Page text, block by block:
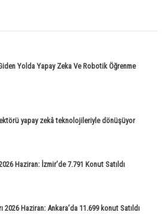
Yolda Yapay Zeka Ve Robotik Öğrenme
yapay zekâ teknolojileriyle dönüşüyor
Haziran: İzmir’de 7.791 Konut Satıldı
2026 Haziran: Ankara’da 11.699 konut Satıldı